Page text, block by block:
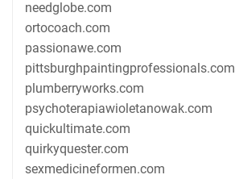
needglobe.com
ortocoach.com
passionawe.com
pittsburghpaintingprofessionals.com
plumberryworks.com
psychoterapiawioletanowak.com
quickultimate.com
quirkyquester.com
sexmedicineformen.com